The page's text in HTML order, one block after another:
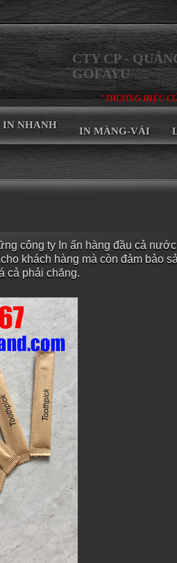
CTY CP -
GOFAYU
"THƯƠNG HIỆU
IN NHANH
IN MÀNG-VẢI
công ty In ấn hàng đầu cả
khách hàng mà còn đảm bảo
cả phải chăng.